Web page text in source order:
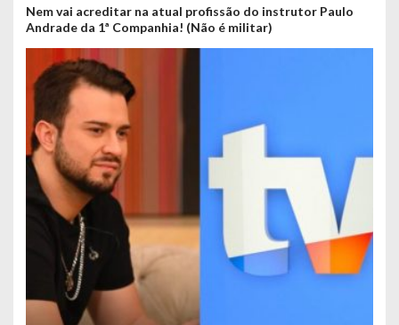
Nem vai acreditar na atual profissão do instrutor Paulo
Andrade da 1ª Companhia! (Não é militar)